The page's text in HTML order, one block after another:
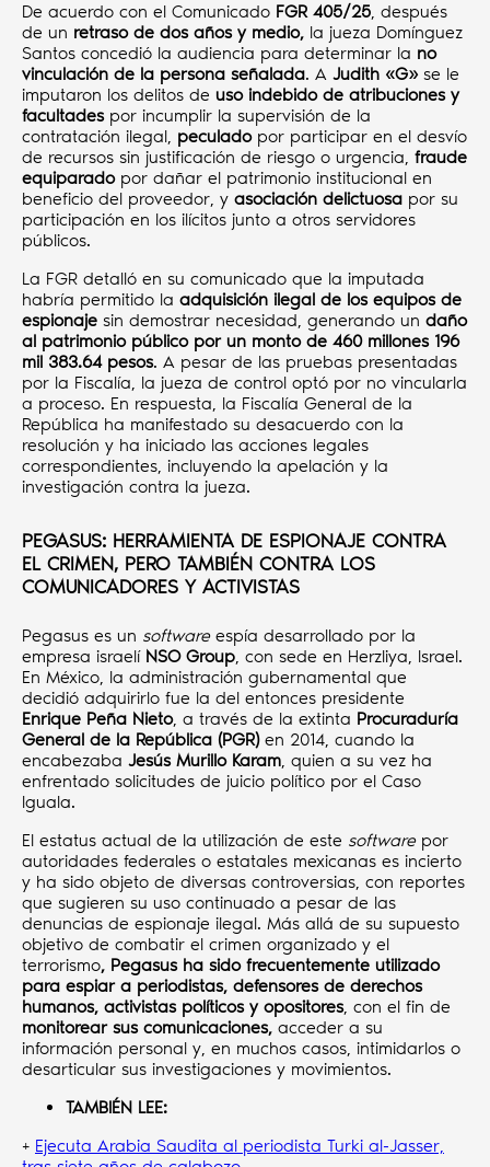
De acuerdo con el Comunicado FGR 405/25, después
de un retraso de dos años y medio, la jueza Domínguez
Santos concedió la audiencia para determinar la no
vinculación de la persona señalada. A Judith «G»se le
imputaron los delitos de uso indebido de atribuciones y
facultadespor incumplir la supervisión de la
contratación ilegal, peculadopor participar en el desvío
de recursos sin justificación de riesgo o urgencia, fraude
equiparadopor dañar el patrimonio institucional en
beneficio del proveedor, y asociación delictuosa por su
participación en los ilícitos junto a otros servidores
públicos.
La FGR detalló en su comunicado que la imputada
habría permitido la adquisición ilegal de los equipos de
espionaje sin demostrar necesidad, generando un daño
al patrimonio público por un monto de 460 millones 196
mil 383.64 pesos. A pesar de las pruebas presentadas
por la Fiscalía, la jueza de control optó por no vincularla
a proceso. En respuesta, la Fiscalía General de la
República ha manifestado su desacuerdo con la
resolución y ha iniciado las acciones legales
correspondientes, incluyendo la apelación y la
investigación contra la jueza.
PEGASUS: HERRAMIENTA DE ESPIONAJE CONTRA
EL CRIMEN, PERO TAMBIÉN CONTRA LOS
COMUNICADORES Y ACTIVISTAS
Pegasus es un softwareespía desarrollado por la
empresa israelí NSO Group , con sede en Herzliya, Israel.
En México, la administración gubernamental que
decidió adquirirlo fue la del entonces presidente
Enrique Peña Nieto, a través de la extinta Procuraduría
General de la República (PGR)en 2014, cuando la
encabezaba Jesús Murillo Karam , quien a su vez ha
enfrentado solicitudes de juicio político por el Caso
Iguala.
El estatus actual de la utilización de este softwarepor
autoridades federales o estatales mexicanas es incierto
y ha sido objeto de diversas controversias, con reportes
que sugieren su uso continuado a pesar de las
denuncias de espionaje ilegal. Más allá de su supuesto
objetivo de combatir el crimen organizado y el
terrorismo, Pegasus ha sido frecuentemente utilizado
para espiar a periodistas, defensores de derechos
humanos, activistas políticos y opositores, con el fin de
monitorear sus comunicaciones, acceder a su
información personal y, en muchos casos, intimidarlos o
desarticular sus investigaciones y movimientos.
TAMBIÉN LEE:
+ Ejecuta Arabia Saudita al periodista Turki al-Jasser,